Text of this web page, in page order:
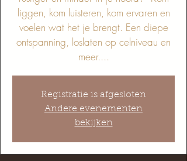
liggen, kom luisteren, kom ervaren en
voelen wat het je brengt. Een diepe
ontspanning, loslaten op celniveau en
meer....
Registratie is afgesloten
Andere evenementen
bekijken